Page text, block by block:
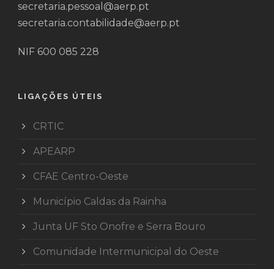
secretaria.pessoal@aerp.pt
secretaria.contabilidade@aerp.pt
NIF 600 085 228
LIGAÇÕES ÚTEIS
CRTIC
APEARP
CFAE Centro-Oeste
Município Caldas da Rainha
Junta UF Sto Onofre e Serra Bouro
Comunidade Intermunicipal do Oeste